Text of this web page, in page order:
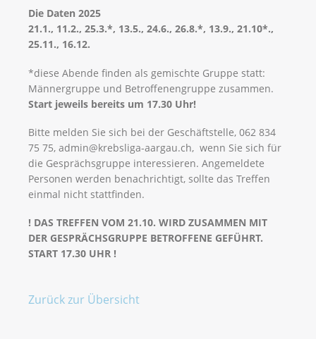
Die Daten 2025
21.1., 11.2., 25.3.*, 13.5., 24.6., 26.8.*, 13.9., 21.10*.,
25.11., 16.12.
*diese Abende finden als gemischte Gruppe statt:
Männergruppe und Betroffenengruppe zusammen.
Start jeweils bereits um 17.30 Uhr!
Bitte melden Sie sich bei der Geschäftstelle, 062 834
75 75, admin@krebsliga-aargau.ch, wenn Sie sich für
die Gesprächsgruppe interessieren. Angemeldete
Personen werden benachrichtigt, sollte das Treffen
einmal nicht stattfinden.
! DAS TREFFEN VOM 21.10. WIRD ZUSAMMEN MIT
DER GESPRÄCHSGRUPPE BETROFFENE GEFÜHRT.
START 17.30 UHR !
Zurück zur Übersicht